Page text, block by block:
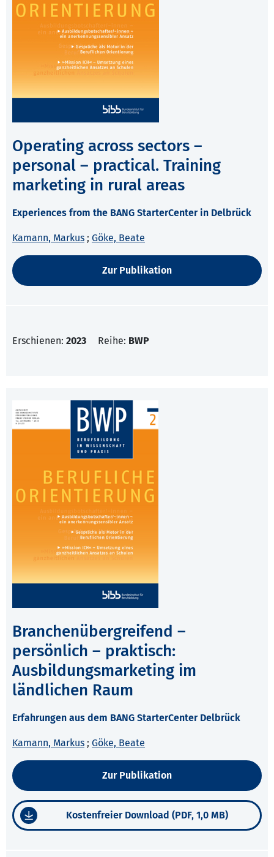
Operating across sectors –
personal – practical. Training
marketing in rural areas
Experiences from the BANG StarterCenter in Delbrück
Kamann, Markus ; Göke, Beate
Zur Publikation
Erschienen: 2023 Reihe: BWP
Branchenübergreifend –
persönlich – praktisch:
Ausbildungsmarketing im
ländlichen Raum
Erfahrungen aus dem BANG StarterCenter Delbrück
Kamann, Markus ; Göke, Beate
Zur Publikation
Kostenfreier Download (PDF, 1,0 MB)